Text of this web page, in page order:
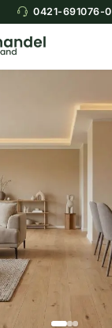
0421-691076-0